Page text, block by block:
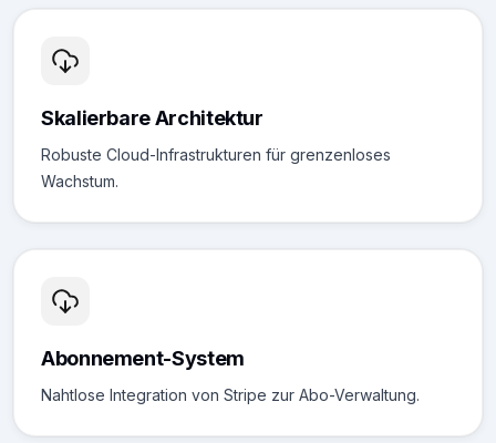
Skalierbare Architektur
Robuste Cloud-Infrastrukturen für grenzenloses
Wachstum.
Abonnement-System
Nahtlose Integration von Stripe zur Abo-Verwaltung.